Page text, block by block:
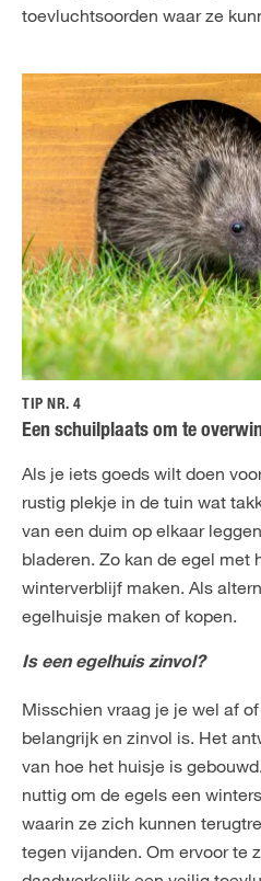
toevluchtsoorden waar ze
TIP NR. 4
Een schuilplaats om te
Als je iets goeds wilt doen
rustig plekje in de tuin wat
van een duim op elkaar
bladeren. Zo kan de egel met
winterverblijf maken. Als
egelhuisje maken of kopen.
Is een egelhuis zinvol?
Misschien vraag je je wel af
belangrijk en zinvol is. Het
van hoe het huisje is
nuttig om de egels een
waarin ze zich kunnen
tegen vijanden. Om ervoor te